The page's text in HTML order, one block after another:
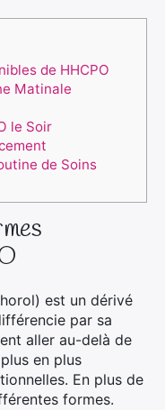
de HHCPO
Matinale
le Soir
de Soins
est un dérivé
par sa
aller au-delà de
en plus
En plus de
formes.